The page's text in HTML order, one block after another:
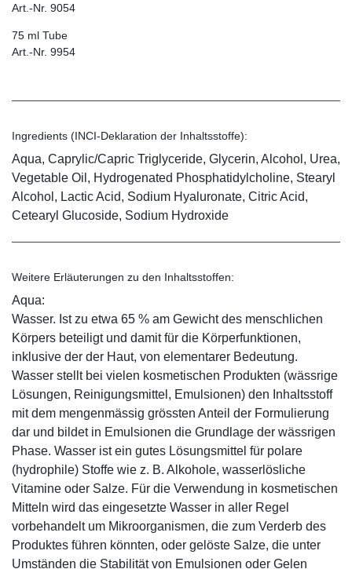
Art.-Nr. 9054
75 ml Tube
Art.-Nr. 9954
Ingredients (INCI-Deklaration der Inhaltsstoffe):
Aqua, Caprylic/Capric Triglyceride, Glycerin, Alcohol, Urea,
Vegetable Oil, Hydrogenated Phosphatidylcholine, Stearyl
Alcohol, Lactic Acid, Sodium Hyaluronate, Citric Acid,
Cetearyl Glucoside, Sodium Hydroxide
Weitere Erläuterungen zu den Inhaltsstoffen:
Aqua:
Wasser. Ist zu etwa 65 % am Gewicht des menschlichen
Körpers beteiligt und damit für die Körperfunktionen,
inklusive der der Haut, von elementarer Bedeutung.
Wasser stellt bei vielen kosmetischen Produkten (wässrige
Lösungen, Reinigungsmittel, Emulsionen) den Inhaltsstoff
mit dem mengenmässig grössten Anteil der Formulierung
dar und bildet in Emulsionen die Grundlage der wässrigen
Phase. Wasser ist ein gutes Lösungsmittel für polare
(hydrophile) Stoffe wie z. B. Alkohole, wasserlösliche
Vitamine oder Salze. Für die Verwendung in kosmetischen
Mitteln wird das eingesetzte Wasser in aller Regel
vorbehandelt um Mikroorganismen, die zum Verderb des
Produktes führen könnten, oder gelöste Salze, die unter
Umständen die Stabilität von Emulsionen oder Gelen